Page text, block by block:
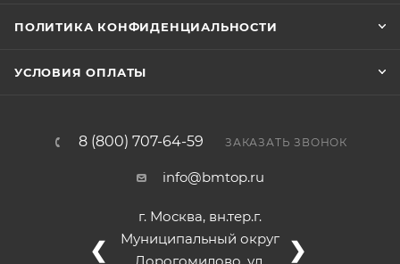
ПОЛИТИКА КОНФИДЕНЦИАЛЬНОСТИ
УСЛОВИЯ ОПЛАТЫ
8 (800) 707-64-59 ЗАКАЗАТЬ ЗВОНОК
info@bmtop.ru
г. Москва, вн.тер.г.
Муниципальный округ
❮ ❯